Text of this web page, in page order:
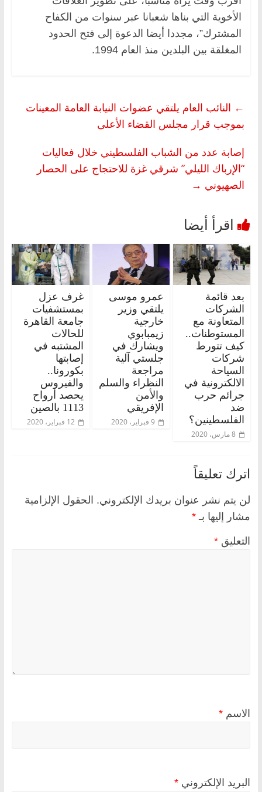
الأخوية التي بناها شعبانا عبر سنوات من الكفاح
المشترك”، مجددا أيضا الدعوة إلى فتح الحدود
المغلقة بين البلدين منذ العام 1994.
← النائب العام يلتقي عضوات النيابة العامة المعينات
بموجب قرار مجلس القضاء الأعلى
إصابة عدد من الشباب الفلسطيني خلال فعاليات
“الإرباك الليلي” شرقي غزة للاحتجاج على الحصار
الصهيوني →
بعد قائمة
الشركات
المتعاونة مع
المستوطنات..
كيف تتورط
شركات
السياحة
الالكترونية في
جرائم حرب
ضد
الفلسطينين؟
8 مارس، 2020
عمرو موسى
يلتقي وزير
خارجية
زيمبابوي
ويشارك في
جلستي آلية
مراجعة
النظراء والسلم
والأمن
الإفريقي
9 فبراير، 2020
غرف عزل
بمستشفيات
جامعة القاهرة
للحالات
المشتبه في
إصابتها
بكورونا..
والفيروس
يحصد أرواح
1113 بالصين
12 فبراير، 2020
اترك تعليقاً
لن يتم نشر عنوان بريدك الإلكتروني. الحقول الإلزامية
مشار إليها بـ *
التعليق *
الاسم *
البريد الإلكتروني *